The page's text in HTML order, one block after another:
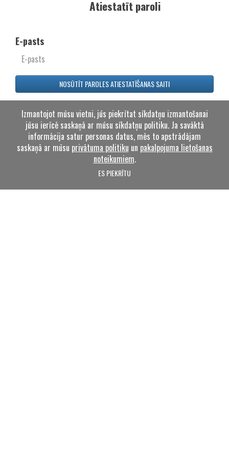
Atiestatīt paroli
E-pasts
NOSŪTĪT PAROLES ATIESTATĪŠANAS SAITI
Izmantojot mūsu vietni, jūs piekrītat sīkdatņu izmantošanai
jūsu ierīcē saskaņā ar mūsu sīkdatņu politiku. Ja savāktā
informācija satur personas datus, mēs to apstrādājam
saskaņā ar mūsu privātuma politiku un pakalpojuma lietošanas
noteikumiem.
ES PIEKRĪTU